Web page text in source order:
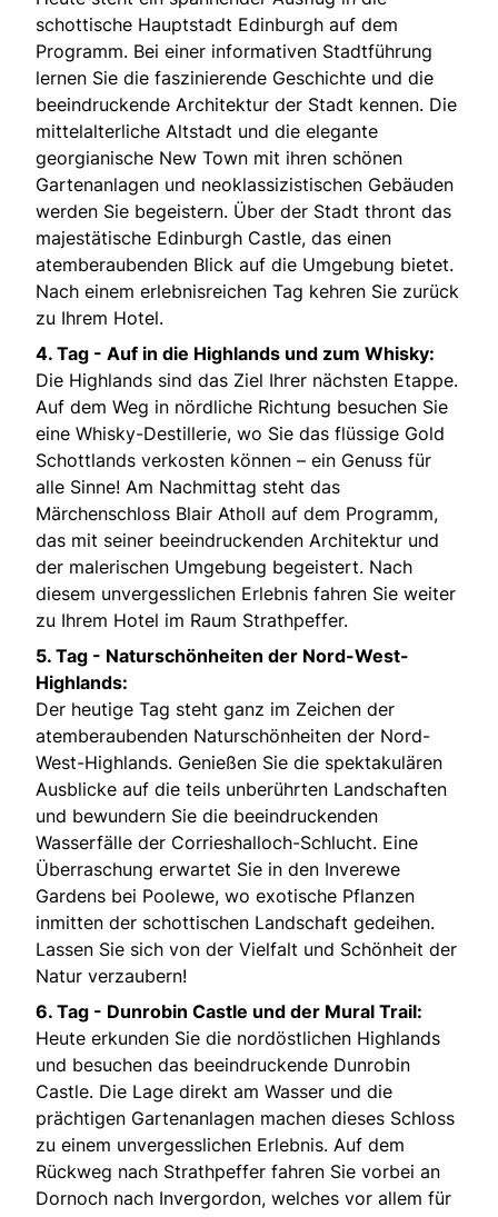
schottische Hauptstadt Edinburgh auf dem
Programm. Bei einer informativen Stadtführung
lernen Sie die faszinierende Geschichte und die
beeindruckende Architektur der Stadt kennen. Die
mittelalterliche Altstadt und die elegante
georgianische New Town mit ihren schönen
Gartenanlagen und neoklassizistischen Gebäuden
werden Sie begeistern. Über der Stadt thront das
majestätische Edinburgh Castle, das einen
atemberaubenden Blick auf die Umgebung bietet.
Nach einem erlebnisreichen Tag kehren Sie zurück
zu Ihrem Hotel.
4. Tag - Auf in die Highlands und zum Whisky:
Die Highlands sind das Ziel Ihrer nächsten Etappe.
Auf dem Weg in nördliche Richtung besuchen Sie
eine Whisky-Destillerie, wo Sie das flüssige Gold
Schottlands verkosten können – ein Genuss für
alle Sinne! Am Nachmittag steht das
Märchenschloss Blair Atholl auf dem Programm,
das mit seiner beeindruckenden Architektur und
der malerischen Umgebung begeistert. Nach
diesem unvergesslichen Erlebnis fahren Sie weiter
zu Ihrem Hotel im Raum Strathpeffer.
5. Tag - Naturschönheiten der Nord-West-
Highlands:
Der heutige Tag steht ganz im Zeichen der
atemberaubenden Naturschönheiten der Nord-
West-Highlands. Genießen Sie die spektakulären
Ausblicke auf die teils unberührten Landschaften
und bewundern Sie die beeindruckenden
Wasserfälle der Corrieshalloch-Schlucht. Eine
Überraschung erwartet Sie in den Inverewe
Gardens bei Poolewe, wo exotische Pflanzen
inmitten der schottischen Landschaft gedeihen.
Lassen Sie sich von der Vielfalt und Schönheit der
Natur verzaubern!
6. Tag - Dunrobin Castle und der Mural Trail:
Heute erkunden Sie die nordöstlichen Highlands
und besuchen das beeindruckende Dunrobin
Castle. Die Lage direkt am Wasser und die
prächtigen Gartenanlagen machen dieses Schloss
zu einem unvergesslichen Erlebnis. Auf dem
Rückweg nach Strathpeffer fahren Sie vorbei an
Dornoch nach Invergordon, welches vor allem für